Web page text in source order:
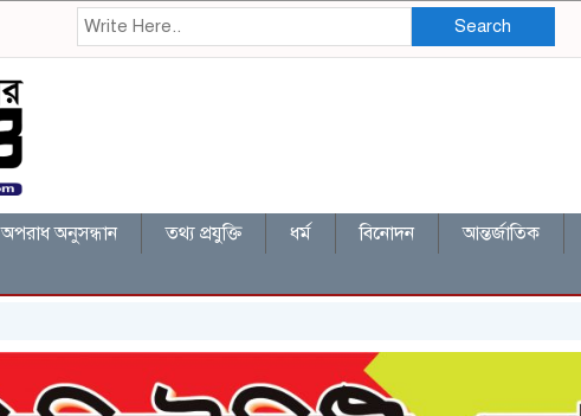
Search
অপরাধ অনুসন্ধান তথ্য প্রযুক্তি ধর্ম বিনোদন আন্তর্জাতিক